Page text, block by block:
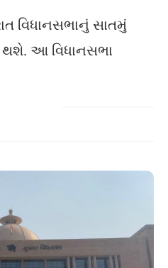
વિધાનસભાનું સાતમું
આ વિધાનસભા